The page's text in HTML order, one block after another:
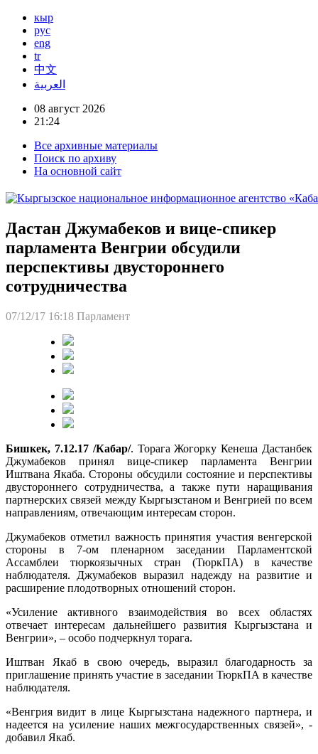
кыр
рус
eng
tr
中文
العربية
08 август 2026
21:24
Все архивные материалы
Поиск по архиву
На основной сайт
Дастан Джумабеков и вице-спикер
парламента Венгрии обсудили
перспективы двустороннего
сотрудничества
07/12/17 16:18 Парламент
Бишкек, 7.12.17 /Кабар/. Торага Жогорку Кенеша Дастанбек
Джумабеков принял вице-спикер парламента Венгрии
Иштвана Якаба. Стороны обсудили состояние и перспективы
двустороннего сотрудничества, а также пути наращивания
партнерских связей между Кыргызстаном и Венгрией по всем
направлениям, отвечающим интересам сторон.
Джумабеков отметил важность принятия участия венгерской
стороны в 7-ом пленарном заседании Парламентской
Ассамблеи тюркоязычных стран (ТюркПА) в качестве
наблюдателя. Джумабеков выразил надежду на развитие и
расширение плодотворных отношений сторон.
«Усиление активного взаимодействия во всех областях
отвечает интересам дальнейшего развития Кыргызстана и
Венгрии», – особо подчеркнул торага.
Иштван Якаб в свою очередь, выразил благодарность за
приглашение принять участие в заседании ТюркПА в качестве
наблюдателя.
«Венгрия видит в лице Кыргызстана надежного партнера, и
надеется на усиление наших межгосударственных связей», -
добавил Якаб.